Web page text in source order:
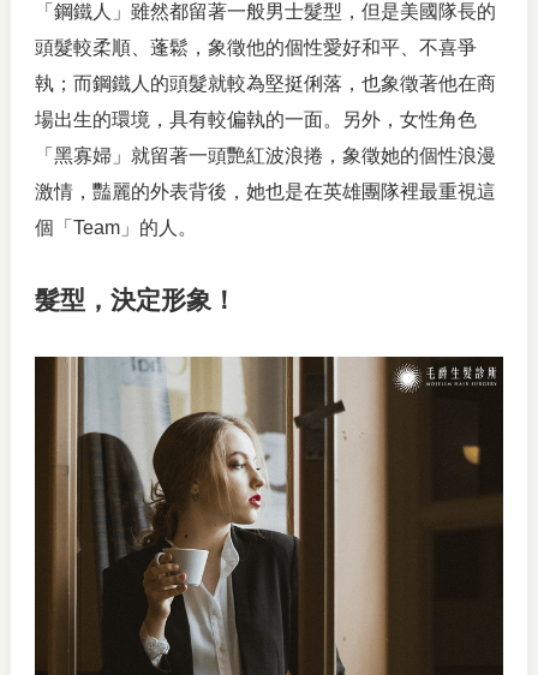
「鋼鐵人」雖然都留著一般男士髮型，但是美國隊長的
頭髮較柔順、蓬鬆，象徵他的個性愛好和平、不喜爭
執；而鋼鐵人的頭髮就較為堅挺俐落，也象徵著他在商
場出生的環境，具有較偏執的一面。另外，女性角色
「黑寡婦」就留著一頭艷紅波浪捲，象徵她的個性浪漫
激情，豔麗的外表背後，她也是在英雄團隊裡最重視這
個「Team」的人。
髮型，決定形象！